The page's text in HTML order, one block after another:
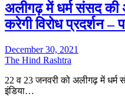
अलीगढ़ में धर्म संसद की
करेगी विरोध प्रदर्शन –
December 30, 2021
The Hind Rashtra
22 व 23 जनवरी को अलीगढ़ में धर्म
इंडिया…